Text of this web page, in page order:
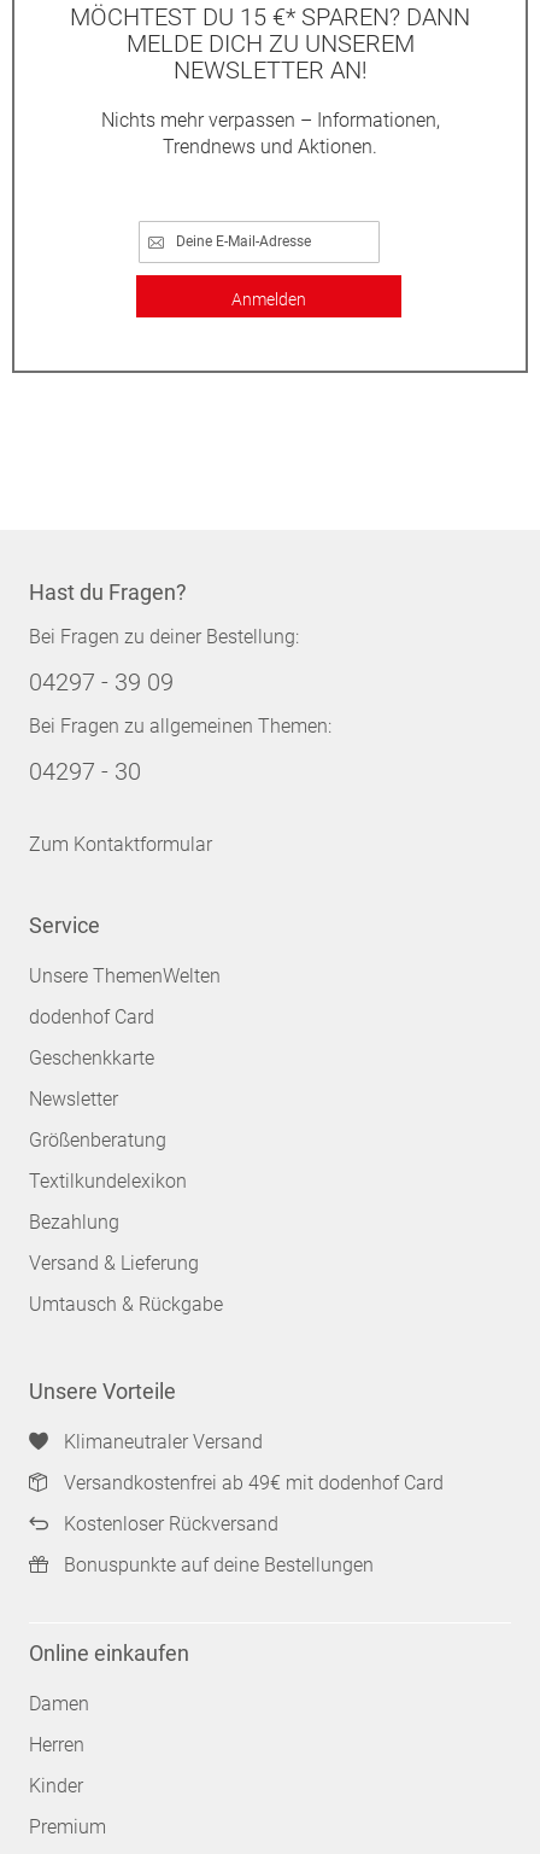
MÖCHTEST DU 15 €* SPAREN? DANN
MELDE DICH ZU UNSEREM
NEWSLETTER AN!
Nichts mehr verpassen – Informationen,
Trendnews und Aktionen.
Anmelden
Hast du Fragen?
Bei Fragen zu deiner Bestellung:
04297 - 39 09
Bei Fragen zu allgemeinen Themen:
04297 - 30
Zum Kontaktformular
Service
Unsere ThemenWelten
dodenhof Card
Geschenkkarte
Newsletter
Größenberatung
Textilkundelexikon
Bezahlung
Versand & Lieferung
Umtausch & Rückgabe
Unsere Vorteile
Klimaneutraler Versand
Versandkostenfrei ab 49€ mit dodenhof Card
Kostenloser Rückversand
Bonuspunkte auf deine Bestellungen
Online einkaufen
Damen
Herren
Kinder
Premium